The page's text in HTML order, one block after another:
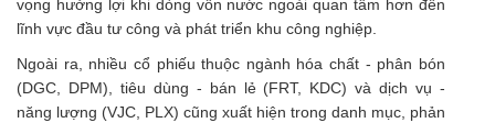
vọng hưởng lợi khi dòng vốn nước ngoài quan tâm hơn đến
lĩnh vực đầu tư công và phát triển khu công nghiệp.
Ngoài ra, nhiều cổ phiếu thuộc ngành hóa chất - phân bón
(DGC, DPM), tiêu dùng - bán lẻ (FRT, KDC) và dịch vụ -
năng lượng (VJC, PLX) cũng xuất hiện trong danh mục, phản